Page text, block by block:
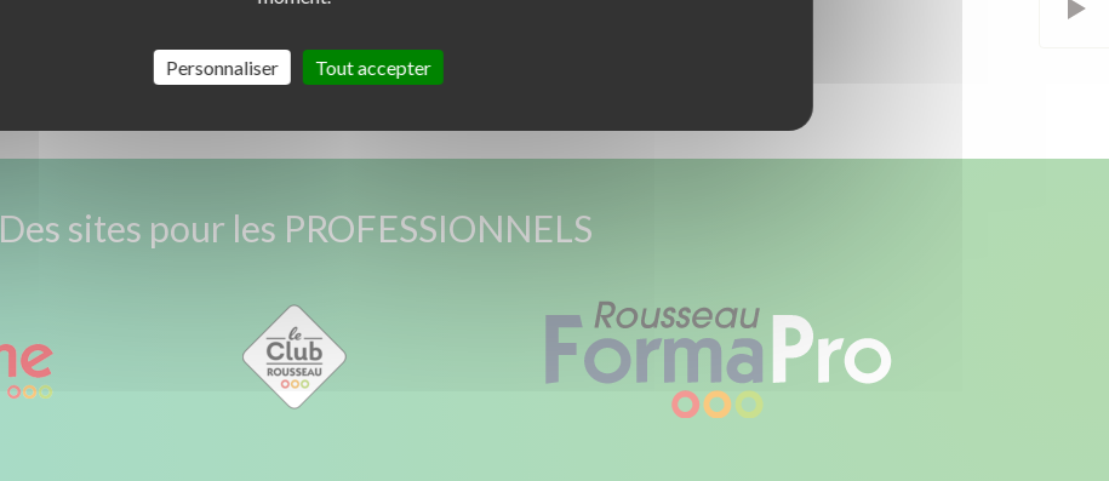
Des sites pour les PROFESSIONNELS
Tout accepter
Personnaliser